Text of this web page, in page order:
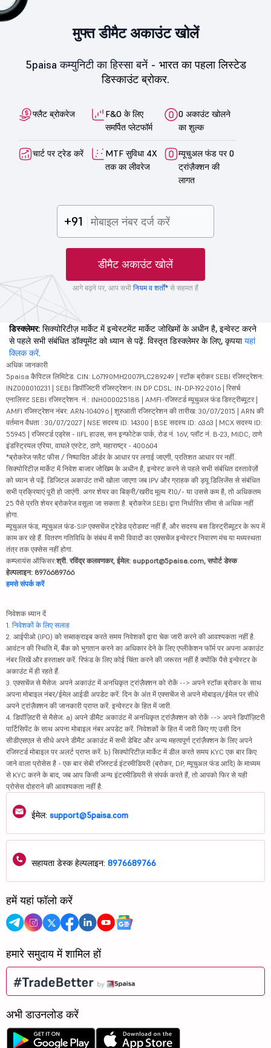
मुफ्त डीमैट अकाउंट खोलें
5paisa कम्युनिटी का हिस्सा बनें - भारत का पहला लिस्टेड
डिस्काउंट ब्रोकर.
फ्लैट ब्रोकरेज
F&O के लिए
समर्पित प्लेटफॉर्म
0 अकाउंट खोलने
का शुल्क
चार्ट पर ट्रेड करें
MTF सुविधा 4X
तक का लीवरेज
म्यूचुअल फंड पर 0
ट्रांज़ैक्शन की
लागत
+91
डीमैट अकाउंट खोलें
आगे बढ़ने पर, आप सभी नियम व शर्तों* से सहमत हैं
डिस्क्लेमर: सिक्योरिटीज़ मार्केट में इन्वेस्टमेंट मार्केट जोखिमों के अधीन है, इन्वेस्ट करने
से पहले सभी संबंधित डॉक्यूमेंट को ध्यान से पढ़ें. विस्तृत डिस्क्लेमर के लिए, कृपयायहां
क्लिक करें.
अधिक जानकारी
5paisa कैपिटल लिमिटेड. CIN: L67190MH2007PLC289249 | स्टॉक ब्रोकर SEBI रजिस्ट्रेशन:
INZ000010231 | SEBI डिपॉजिटरी रजिस्ट्रेशन: IN DP CDSL: IN-DP-192-2016 | रिसर्च
एनालिस्ट SEBI रजिस्ट्रेशन. नं.: INH000025188 | AMFI-रजिस्टर्ड म्यूचुअल फंड डिस्ट्रीब्यूटर |
AMFI रजिस्ट्रेशन नंबर: ARN-104096 | शुरुआती रजिस्ट्रेशन की तारीख: 30/07/2015 | ARN की
वर्तमान वैधता : 30/07/2027 | NSE सदस्य ID: 14300 | BSE सदस्य ID: 6363 | MCX सदस्य ID:
55945 | रजिस्टर्ड एड्रेस - IIFL हाउस, सन इन्फोटेक पार्क, रोड नं. 16V, प्लॉट नं. B-23, MIDC, ठाणे
इंडस्ट्रियल एरिया, वाघले एस्टेट, ठाणे, महाराष्ट्र - 400604
*ब्रोकरेज फ्लैट फीस / निष्पादित ऑर्डर के आधार पर लगाई जाएगी, प्रतिशत आधार पर नहीं.
सिक्योरिटीज़ मार्केट में निवेश बाजार जोखिम के अधीन है, इन्वेस्ट करने से पहले सभी संबंधित दस्तावेज़ों
को ध्यान से पढ़ें. डिजिटल अकाउंट तभी खोला जाएगा जब IPV और ग्राहक की ड्यू डिलिजेंस से संबंधित
सभी प्रक्रियाएं पूरी हो जाएंगी. अगर शेयर का बिक्री/खरीद मूल्य ₹10/- या उससे कम है, तो अधिकतम
25 पैसे प्रति शेयर ब्रोकरेज वसूला जा सकता है. ब्रोकरेज SEBI द्वारा निर्धारित सीमा से अधिक नहीं
होगा.
म्यूचुअल फंड, म्यूचुअल फंड-SIP एक्सचेंज ट्रेडेड प्रोडक्ट नहीं हैं, और सदस्य बस डिस्ट्रीब्यूटर के रूप में
काम कर रहे हैं. वितरण गतिविधि के संबंध में सभी विवादों का एक्सचेंज इन्वेस्टर निवारण मंच या मध्यस्थता
तंत्र तक एक्सेस नहीं होगा.
कम्प्लायंस ऑफिसर:श्री. रविंद्र कलवणकर, ईमेल: support@5paisa.com, सपोर्ट डेस्क
हेल्पलाइन: 8976689766
हमसे संपर्क करें
निवेशक ध्यान दें
1. निवेशकों के लिए सलाह
2. आईपीओ (IPO) को सब्सक्राइब करते समय निवेशकों द्वारा चेक जारी करने की आवश्यकता नहीं है.
आवंटन की स्थिति में, बैंक को भुगतान करने का अधिकार देने के लिए एप्लीकेशन फॉर्म पर अपना अकाउंट
नंबर लिखें और हस्ताक्षर करें. रिफंड के लिए कोई चिंता करने की जरूरत नहीं है क्योंकि पैसे इन्वेस्टर के
अकाउंट में ही रहते हैं.
3. एक्सचेंज से मैसेज: अपने अकाउंट में अनधिकृत ट्रांज़ैक्शन को रोकें --> अपने स्टॉक ब्रोकर के साथ
अपना मोबाइल नंबर/ईमेल आईडी अपडेट करें. दिन के अंत में एक्सचेंज से अपने मोबाइल/ईमेल पर सीधे
अपने ट्रांज़ैक्शन की जानकारी प्राप्त करें. इन्वेस्टर के हित में जारी.
4. डिपॉज़िटरी से मैसेज: a) अपने डीमैट अकाउंट में अनधिकृत ट्रांज़ैक्शन को रोकें --> अपने डिपॉज़िटरी
पार्टिसिपेंट के साथ अपना मोबाइल नंबर अपडेट करें. निवेशकों के हित में जारी किए गए उसी दिन
सीडीएसएल से सीधे अपने डीमैट अकाउंट में सभी डेबिट और अन्य महत्वपूर्ण ट्रांज़ैक्शन के लिए अपने
रजिस्टर्ड मोबाइल पर अलर्ट प्राप्त करें. b) सिक्योरिटीज़ मार्केट में डील करते समय KYC एक बार किए
जाने वाला प्रोसेस है - एक बार सेबी रजिस्टर्ड इंटरमीडियरी (ब्रोकर, DP, म्यूचुअल फंड आदि) के माध्यम
से KYC करने के बाद, जब आप किसी अन्य इंटरमीडियरी से संपर्क करते हैं, तो आपको फिर से यही
प्रोसेस दोहराने की आवश्यकता नहीं है.
ईमेल: support@5paisa.com
सहायता डेस्क हेल्पलाइन: 8976689766
हमें यहां फॉलो करें
हमारे समुदाय में शामिल हों
अभी डाउनलोड करें